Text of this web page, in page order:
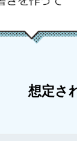
想定さ